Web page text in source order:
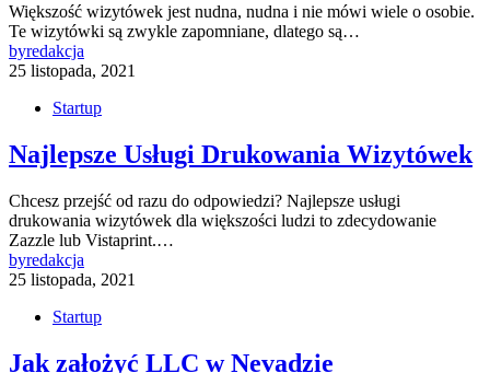
Większość wizytówek jest nudna, nudna i nie mówi wiele o osobie.
Te wizytówki są zwykle zapomniane, dlatego są…
byredakcja
25 listopada, 2021
Startup
Najlepsze Usługi Drukowania Wizytówek
Chcesz przejść od razu do odpowiedzi? Najlepsze usługi
drukowania wizytówek dla większości ludzi to zdecydowanie
Zazzle lub Vistaprint.…
byredakcja
25 listopada, 2021
Startup
Jak założyć LLC w Nevadzie